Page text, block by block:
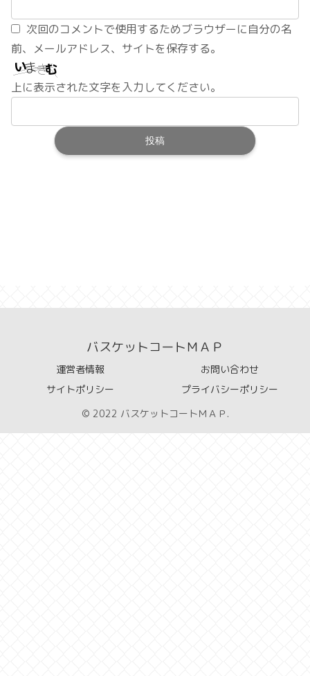
次回のコメントで使用するためブラウザーに自分の名
前、メールアドレス、サイトを保存する。
上に表示された文字を入力してください。
バスケットコートＭＡＰ
運営者情報
お問い合わせ
サイトポリシー
プライバシーポリシー
© 2022 バスケットコートＭＡＰ.